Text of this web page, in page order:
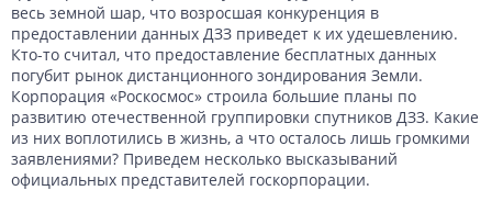
весь земной шар, что возросшая конкуренция в
предоставлении данных ДЗЗ приведет к их удешевлению.
Кто-то считал, что предоставление бесплатных данных
погубит рынок дистанционного зондирования Земли.
Корпорация «Роскосмос» строила большие планы по
развитию отечественной группировки спутников ДЗЗ. Какие
из них воплотились в жизнь, а что осталось лишь громкими
заявлениями? Приведем несколько высказываний
официальных представителей госкорпорации.